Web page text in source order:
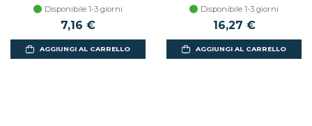
Disponibile 1-3 giorni
7,16 €
AGGIUNGI AL CARRELLO
Disponibile 1-3 giorni
16,27 €
AGGIUNGI AL CARRELLO